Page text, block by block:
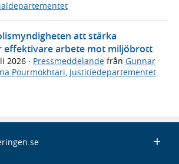
att stärka
effektivare arbete mot miljöbrott
2026 · Pressmeddelande från Gunnar
Pourmokhtari, Justitiedepartementet